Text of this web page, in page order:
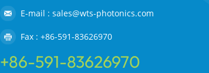
E-mail : sales@wts-photonics.com
Fax : +86-591-83626970
+86-591-83626970